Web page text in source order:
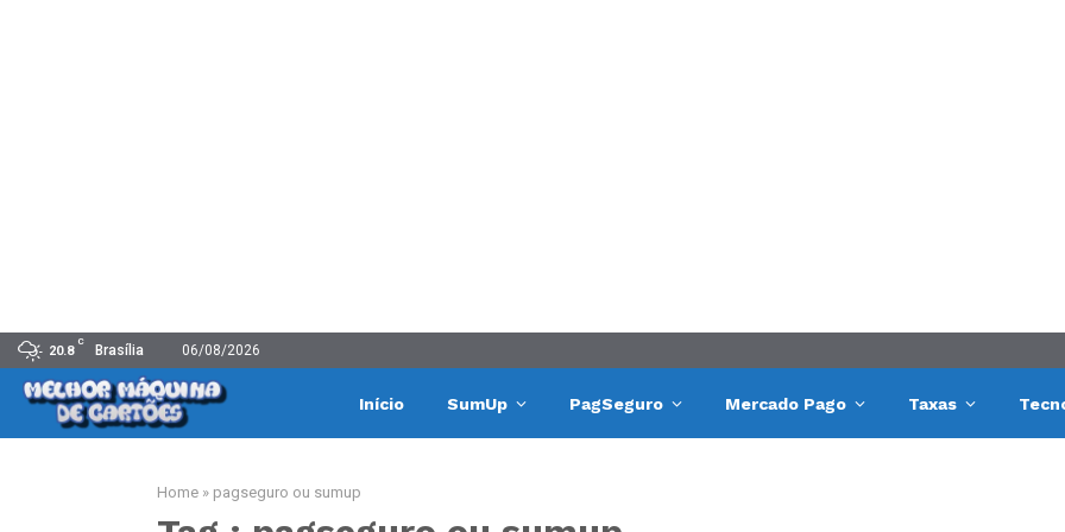
20.8
C
Brasília 06/08/2026
Início SumUp PagSeguro Mercado Pago Taxas
Home » pagseguro ou sumup